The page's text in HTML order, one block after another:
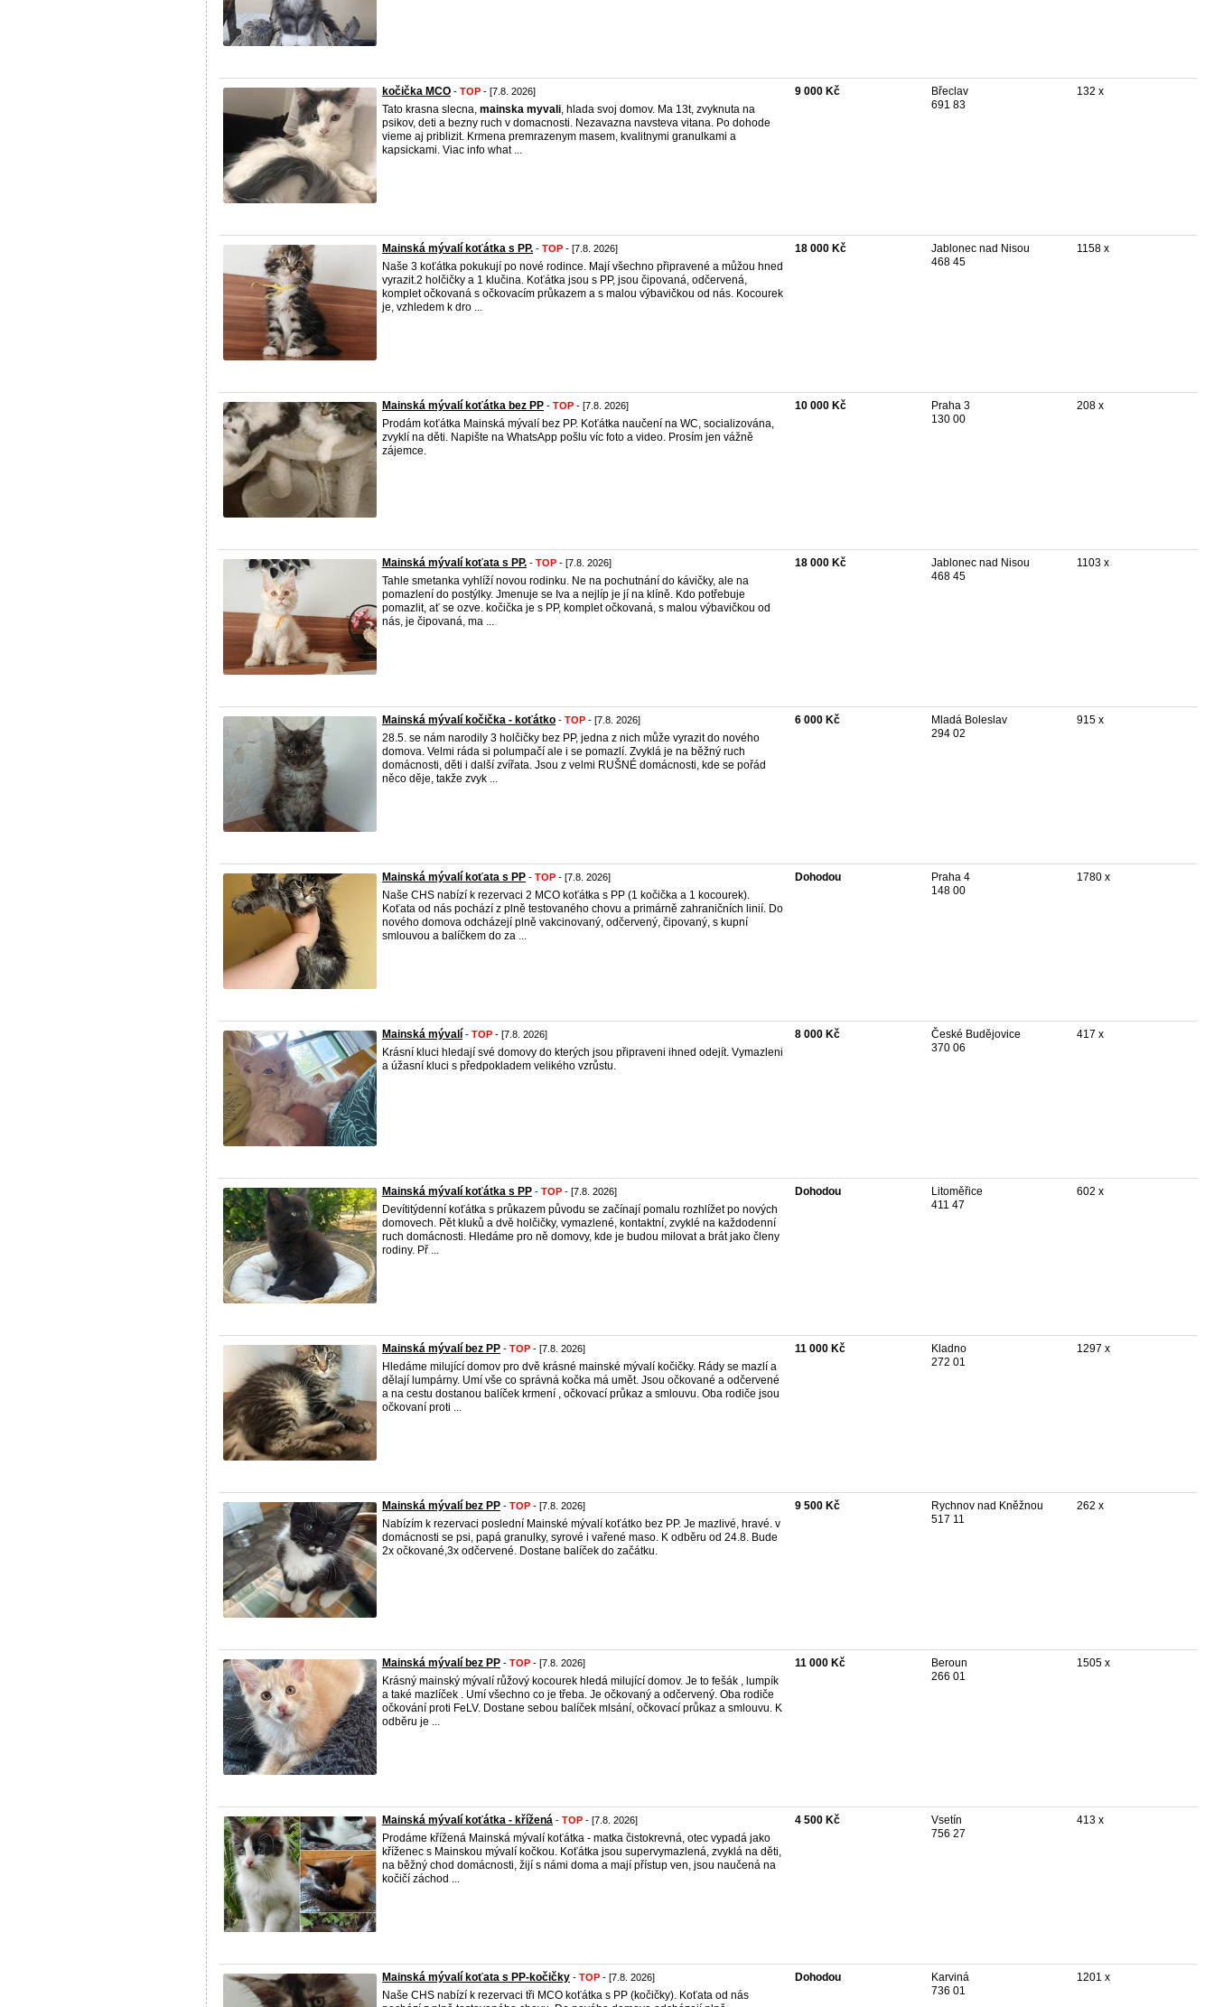
kočička MCO - TOP - [7.8. 2026]
Tato krasna slecna, mainska myvali, hlada svoj domov. Ma 13t, zvyknuta na
psikov, deti a bezny ruch v domacnosti. Nezavazna navsteva vitana. Po dohode
vieme aj priblizit. Krmena premrazenym masem, kvalitnymi granulkami a
kapsickami. Viac info what ...
9 000 Kč
Břeclav
691 83
132 x
Mainská mývalí koťátka s PP. - TOP - [7.8. 2026]
Naše 3 koťátka pokukují po nové rodince. Mají všechno připravené a můžou hned
vyrazit.2 holčičky a 1 klučina. Koťátka jsou s PP, jsou čipovaná, odčervená,
komplet očkovaná s očkovacím průkazem a s malou výbavičkou od nás. Kocourek
je, vzhledem k dro ...
18 000 Kč
Jablonec nad Nisou
468 45
1158 x
Mainská mývalí koťátka bez PP - TOP - [7.8. 2026]
Prodám koťátka Mainská mývalí bez PP. Koťátka naučení na WC, socializována,
zvyklí na děti. Napište na WhatsApp pošlu víc foto a video. Prosím jen vážně
zájemce.
10 000 Kč
Praha 3
130 00
208 x
Mainská mývalí koťata s PP. - TOP - [7.8. 2026]
Tahle smetanka vyhlíží novou rodinku. Ne na pochutnání do kávičky, ale na
pomazlení do postýlky. Jmenuje se Iva a nejlíp je jí na klíně. Kdo potřebuje
pomazlit, ať se ozve. kočička je s PP, komplet očkovaná, s malou výbavičkou od
nás, je čipovaná, ma ...
18 000 Kč
Jablonec nad Nisou
468 45
1103 x
Mainská mývalí kočička - koťátko - TOP - [7.8. 2026]
28.5. se nám narodily 3 holčičky bez PP, jedna z nich může vyrazit do nového
domova. Velmi ráda si polumpačí ale i se pomazlí. Zvyklá je na běžný ruch
domácnosti, děti i další zvířata. Jsou z velmi RUŠNÉ domácnosti, kde se pořád
něco děje, takže zvyk ...
6 000 Kč
Mladá Boleslav
294 02
915 x
Mainská mývalí koťata s PP - TOP - [7.8. 2026]
Naše CHS nabízí k rezervaci 2 MCO koťátka s PP (1 kočička a 1 kocourek).
Koťata od nás pochází z plně testovaného chovu a primárně zahraničních linií. Do
nového domova odcházejí plně vakcinovaný, odčervený, čipovaný, s kupní
smlouvou a balíčkem do za ...
Dohodou
Praha 4
148 00
1780 x
Mainská mývalí - TOP - [7.8. 2026]
Krásní kluci hledají své domovy do kterých jsou připraveni ihned odejít. Vymazleni
a úžasní kluci s předpokladem velikého vzrůstu.
8 000 Kč
České Budějovice
370 06
417 x
Mainská mývalí koťátka s PP - TOP - [7.8. 2026]
Devítitýdenní koťátka s průkazem původu se začínají pomalu rozhlížet po nových
domovech. Pět kluků a dvě holčičky, vymazlené, kontaktní, zvyklé na každodenní
ruch domácnosti. Hledáme pro ně domovy, kde je budou milovat a brát jako členy
rodiny. Př ...
Dohodou
Litoměřice
411 47
602 x
Mainská mývalí bez PP - TOP - [7.8. 2026]
Hledáme milující domov pro dvě krásné mainské mývalí kočičky. Rády se mazlí a
dělají lumpárny. Umí vše co správná kočka má umět. Jsou očkované a odčervené
a na cestu dostanou balíček krmení , očkovací průkaz a smlouvu. Oba rodiče jsou
očkovaní proti ...
11 000 Kč
Kladno
272 01
1297 x
Mainská mývalí bez PP - TOP - [7.8. 2026]
Nabízím k rezervaci poslední Mainské mývalí koťátko bez PP. Je mazlivé, hravé. v
domácnosti se psi, papá granulky, syrové i vařené maso. K odběru od 24.8. Bude
2x očkované,3x odčervené. Dostane balíček do začátku.
9 500 Kč
Rychnov nad Kněžnou
517 11
262 x
Mainská mývalí bez PP - TOP - [7.8. 2026]
Krásný mainský mývalí růžový kocourek hledá milující domov. Je to fešák , lumpík
a také mazlíček . Umí všechno co je třeba. Je očkovaný a odčervený. Oba rodiče
očkování proti FeLV. Dostane sebou balíček mlsání, očkovací průkaz a smlouvu. K
odběru je ...
11 000 Kč
Beroun
266 01
1505 x
Mainská mývalí koťátka - křížená - TOP - [7.8. 2026]
Prodáme křížená Mainská mývalí koťátka - matka čistokrevná, otec vypadá jako
kříženec s Mainskou mývalí kočkou. Koťátka jsou supervymazlená, zvyklá na děti,
na běžný chod domácnosti, žijí s námi doma a mají přístup ven, jsou naučená na
kočičí záchod ...
4 500 Kč
Vsetín
756 27
413 x
Mainská mývalí koťata s PP-kočičky - TOP - [7.8. 2026]
Naše CHS nabízí k rezervaci tři MCO koťátka s PP (kočičky). Koťata od nás
Dohodou
Karviná
736 01
1201 x